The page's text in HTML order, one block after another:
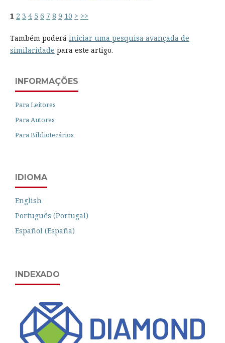
1 2 3 4 5 6 7 8 9 10 > >>
Também poderá iniciar uma pesquisa avançada de
similaridade para este artigo.
INFORMAÇÕES
Para Leitores
Para Autores
Para Bibliotecários
IDIOMA
English
Português (Portugal)
Español (España)
INDEXADO